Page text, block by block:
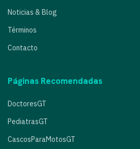
Noticias & Blog
Términos
Contacto
Páginas Recomendadas
DoctoresGT
PediatrasGT
CascosParaMotosGT